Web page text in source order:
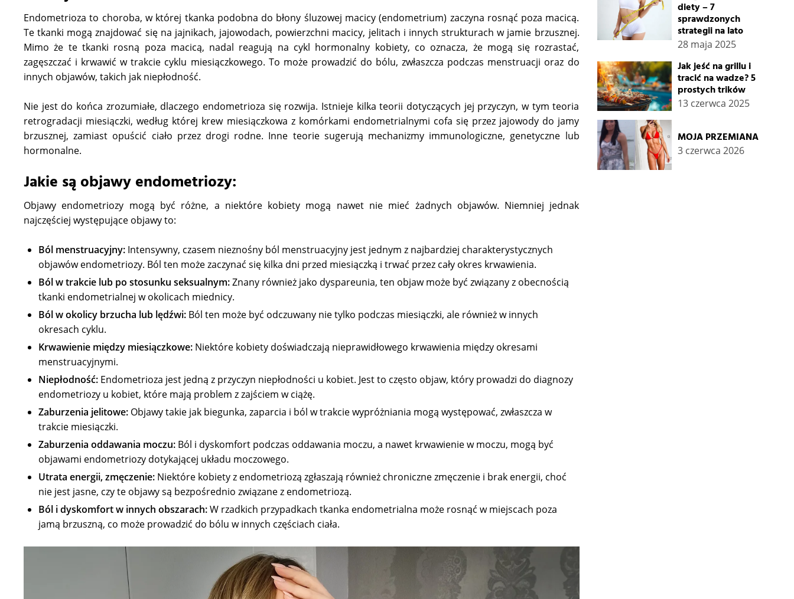
Endometrioza to choroba, w której tkanka podobna do błony śluzowej macicy (endometrium) zaczyna rosnąć poza macicą.
Te tkanki mogą znajdować się na jajnikach, jajowodach, powierzchni macicy, jelitach i innych strukturach w jamie brzusznej.
Mimo że te tkanki rosną poza macicą, nadal reagują na cykl hormonalny kobiety, co oznacza, że mogą się rozrastać,
zagęszczać i krwawić w trakcie cyklu miesiączkowego. To może prowadzić do bólu, zwłaszcza podczas menstruacji oraz do
innych objawów, takich jak niepłodność.
Nie jest do końca zrozumiałe, dlaczego endometrioza się rozwija. Istnieje kilka teorii dotyczących jej przyczyn, w tym teoria
retrogradacji miesiączki, według której krew miesiączkowa z komórkami endometrialnymi cofa się przez jajowody do jamy
brzusznej, zamiast opuścić ciało przez drogi rodne. Inne teorie sugerują mechanizmy immunologiczne, genetyczne lub
hormonalne.
Jakie są objawy endometriozy:
Objawy endometriozy mogą być różne, a niektóre kobiety mogą nawet nie mieć żadnych objawów. Niemniej jednak
najczęściej występujące objawy to:
Ból menstruacyjny: Intensywny, czasem nieznośny ból menstruacyjny jest jednym z najbardziej charakterystycznych
objawów endometriozy. Ból ten może zaczynać się kilka dni przed miesiączką i trwać przez cały okres krwawienia.
Ból w trakcie lub po stosunku seksualnym:Znany również jako dyspareunia, ten objaw może być związany z obecnością
tkanki endometrialnej w okolicach miednicy.
Ból w okolicy brzucha lub lędźwi: Ból ten może być odczuwany nie tylko podczas miesiączki, ale również w innych
okresach cyklu.
Krwawienie między miesiączkowe: Niektóre kobiety doświadczają nieprawidłowego krwawienia między okresami
menstruacyjnymi.
Niepłodność: Endometrioza jest jedną z przyczyn niepłodności u kobiet. Jest to często objaw, który prowadzi do diagnozy
endometriozy u kobiet, które mają problem z zajściem w ciążę.
Zaburzenia jelitowe: Objawy takie jak biegunka, zaparcia i ból w trakcie wypróżniania mogą występować, zwłaszcza w
trakcie miesiączki.
Zaburzenia oddawania moczu: Ból i dyskomfort podczas oddawania moczu, a nawet krwawienie w moczu, mogą być
objawami endometriozy dotykającej układu moczowego.
Utrata energii, zmęczenie: Niektóre kobiety z endometriozą zgłaszają również chroniczne zmęczenie i brak energii, choć
nie jest jasne, czy te objawy są bezpośrednio związane z endometriozą.
Ból i dyskomfort w innych obszarach:W rzadkich przypadkach tkanka endometrialna może rosnąć w miejscach poza
jamą brzuszną, co może prowadzić do bólu w innych częściach ciała.
diety – 7
sprawdzonych
strategii na lato
28 maja 2025
Jak jeść na grillu i
tracić na wadze? 5
prostych trików
13 czerwca 2025
MOJA PRZEMIANA
3 czerwca 2026